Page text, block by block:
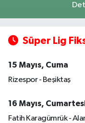
Süper Lig
15 Mayıs, Cuma
Rizespor - Beşiktaş
16 Mayıs,
Fatih Karagümrük -